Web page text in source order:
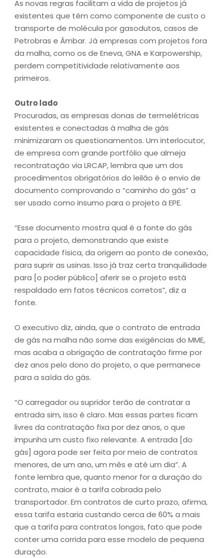
As novas regras facilitam a vida de projetos já
existentes que têm como componente de custo o
transporte de molécula por gasodutos, casos de
Petrobras e Âmbar. Já empresas com projetos fora
da malha, como os de Eneva, GNA e Karpowership,
perdem competitividade relativamente aos
primeiros.
Outro lado
Procuradas, as empresas donas de termelétricas
existentes e conectadas à malha de gás
minimizaram os questionamentos. Um interlocutor,
de empresa com grande portfólio que almeja
recontratação via LRCAP, lembra que um dos
procedimentos obrigatórios do leilão é o envio de
documento comprovando o “caminho do gás” a
ser usado como insumo para o projeto à EPE.
“Esse documento mostra qual é a fonte do gás
para o projeto, demonstrando que existe
capacidade física, da origem ao ponto de conexão,
para suprir as usinas. Isso já traz certa tranquilidade
para [o poder público] aferir se o projeto está
respaldado em fatos técnicos corretos”, diz a
fonte.
O executivo diz, ainda, que o contrato de entrada
de gás na malha não some das exigências do MME,
mas acaba a obrigação de contratação firme por
dez anos pelo dono do projeto, o que permanece
para a saída do gás.
“O carregador ou supridor terão de contratar a
entrada sim, isso é claro. Mas essas partes ficam
livres da contratação fixa por dez anos, o que
impunha um custo fixo relevante. A entrada [do
gás] agora pode ser feita por meio de contratos
menores, de um ano, um mês e até um dia”. A
fonte lembra que, quanto menor for a duração do
contrato, maior é a tarifa cobrada pelo
transportador. Em contratos de curto prazo, afirma,
essa tarifa estaria custando cerca de 60% a mais
que a tarifa para contratos longos, fato que pode
conter uma corrida para esse modelo de pequena
duração.